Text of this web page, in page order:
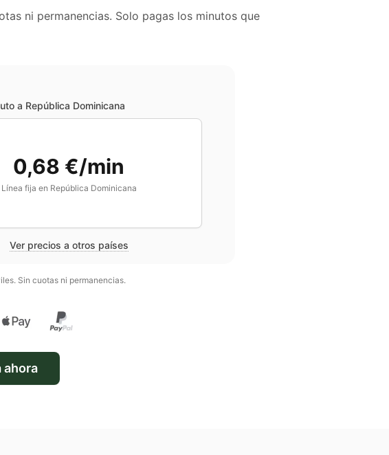
ni permanencias. Solo pagas los minutos que
a República Dominicana
0,68 €/min
Línea fija en República Dominicana
Ver precios a otros países
. Sin cuotas ni permanencias.
ahora